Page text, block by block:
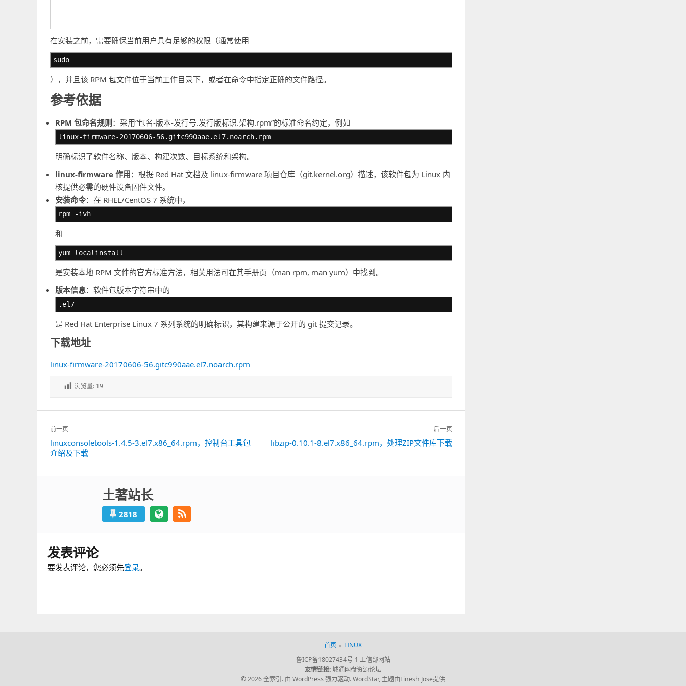
在安装之前，需要确保当前用户具有足够的权限（通常使用
sudo
），并且该 RPM 包文件位于当前工作目录下，或者在命令中指定正确的文件路径。
参考依据
RPM 包命名规则 ：采用“包名-版本-发行号.发行版标识.架构.rpm”的标准命名约定，例如
linux-firmware-20170606-56.gitc990aae.el7.noarch.rpm
明确标识了软件名称、版本、构建次数、目标系统和架构。
linux-firmware 作用：根据 Red Hat 文档及 linux-firmware 项目仓库（git.kernel.org）描述，该软件包为 Linux 内
核提供必需的硬件设备固件文件。
安装命令：在 RHEL/CentOS 7 系统中，
rpm -ivh
和
yum localinstall
是安装本地 RPM 文件的官方标准方法，相关用法可在其手册页（man rpm, man yum）中找到。
版本信息：软件包版本字符串中的
.el7
是 Red Hat Enterprise Linux 7 系列系统的明确标识，其构建来源于公开的 git 提交记录。
下载地址
linux-firmware-20170606-56.gitc990aae.el7.noarch.rpm
浏览量: 19
文
章
导
前一页
上
一
linuxconsoletools-1.4.5-3.el7.x86_64.rpm，控制台工具包
介绍及下载
后一页
libzip-0.10.1-8.el7.x86_64.rpm，处理ZIP文件库下载
土著站长
2818
发表评论
要发表评论，您必须先登录。
首页
LINUX
鲁ICP备18027434号-1 工信部网站
友情链接:城通网盘资源论坛
© 2026 全索引. 由 WordPress 强力驱动.WordStar, 主题由Linesh Jose提供